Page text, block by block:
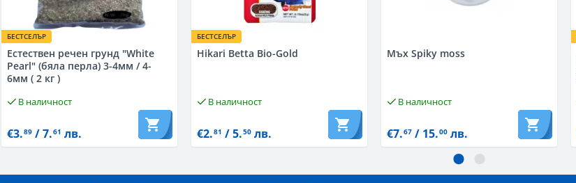
БЕСТСЕЛЪР
Естествен речен грунд "White
Pearl" (бяла перла) 3-4мм / 4-
6мм ( 2 кг )
В наличност
€3.89 / 7.61 лв.
БЕСТСЕЛЪР
Hikari Betta Bio-Gold
В наличност
€2.81 / 5.50 лв.
Мъх Spiky moss
В наличност
€7.67 / 15.00 лв.